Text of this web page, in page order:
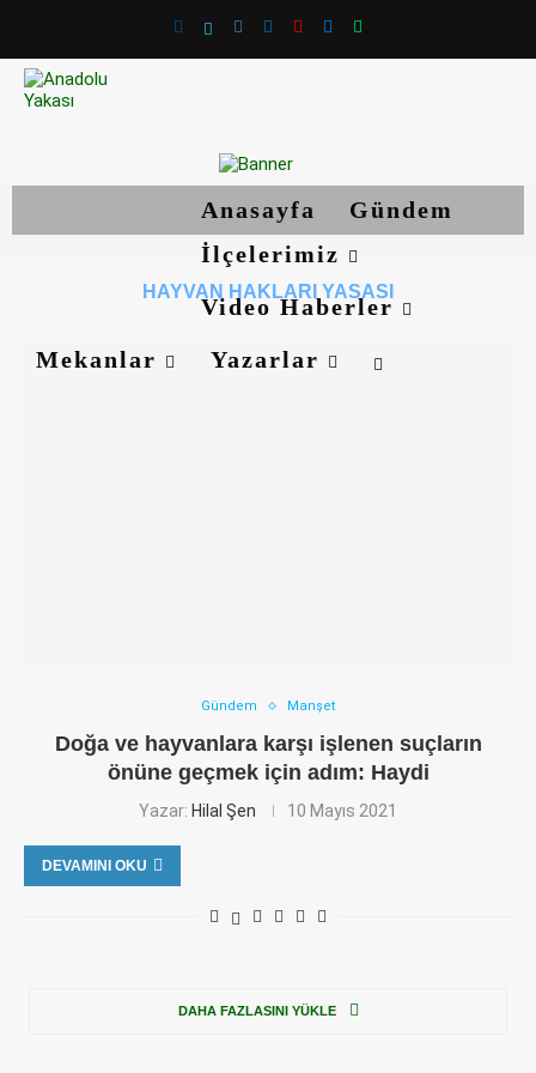
Anasayfa
Gündem
İlçelerimiz
Video Haberler
Mekanlar
Yazarlar
HAYVAN HAKLARI YASASI
Gündem Manşet
Doğa ve hayvanlara karşı işlenen suçların
önüne geçmek için adım: Haydi
Yazar: Hilal Şen 10 Mayıs 2021
DEVAMINI OKU
DAHA FAZLASINI YÜKLE